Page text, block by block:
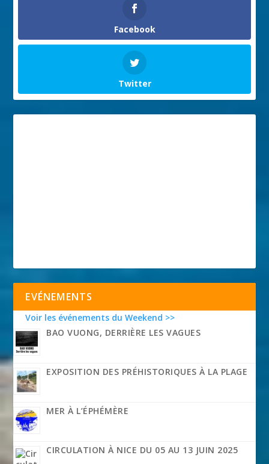
Facebook
Twitter
EVÉNEMENTS
Voir les événements du Weekend >>
BAO VUONG, DERRIÈRE LES VAGUES
EXPOSITION DES PRÉHISTORIQUES À LA PLAGE
MER À L’ÉPHÉMÈRE
CIRCULATION À NICE DU 05 AU 13 JUIN 2025